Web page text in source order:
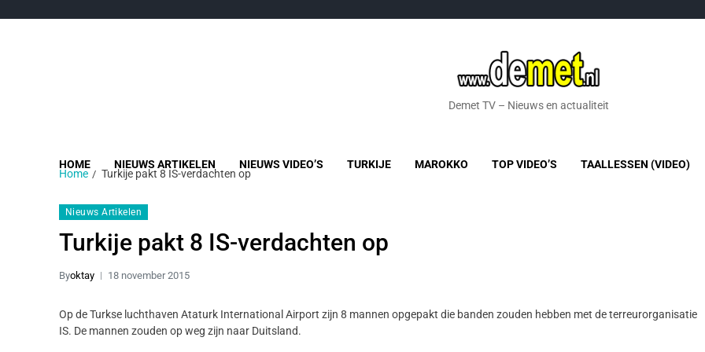
Demet TV – Nieuws en actualiteit
HOME NIEUWS ARTIKELEN NIEUWS VIDEO’S TURKIJE MAROKKO TOP VIDEO’S TAALLESSEN (VIDEO)
Home Turkije pakt 8 IS-verdachten op
Nieuws Artikelen
Turkije pakt 8 IS-verdachten op
Byoktay 18 november 2015
Op de Turkse luchthaven Ataturk International Airport zijn 8 mannen opgepakt die banden zouden hebben met de terreurorganisatie
IS. De mannen zouden op weg zijn naar Duitsland.